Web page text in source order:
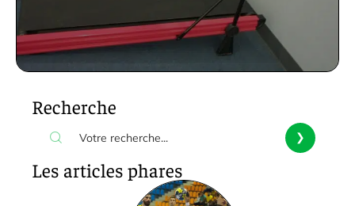
Recherche
Les articles phares